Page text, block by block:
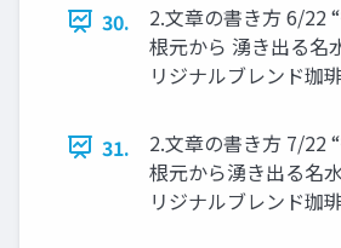
30.
2.文章の書き方 6/22
根元から 湧き出る名
リジナルブレンド珈
31.
2.文章の書き方 7/22
根元から湧き出る名
リジナルブレンド珈